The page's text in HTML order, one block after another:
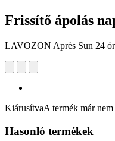
Frissítő ápolás
LAVOZON Après Sun 24
KiárusítvaA termék már
Hasonló termékek